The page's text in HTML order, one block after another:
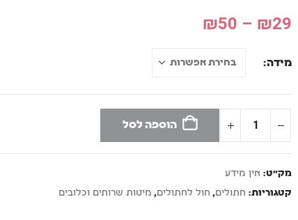
₪29
–
₪50
מידה
הוספה לסל
מק"ט: אין מידע
קטגוריות: חתולים, חול לחתולים, מיטות שרותים וכלובים